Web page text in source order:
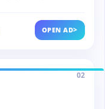
OPEN AD>
02